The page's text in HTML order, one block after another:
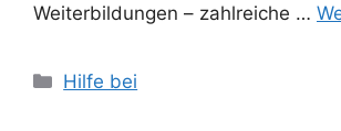
Weiterbildungen – zahlreiche …
Kategorien
Hilfe bei